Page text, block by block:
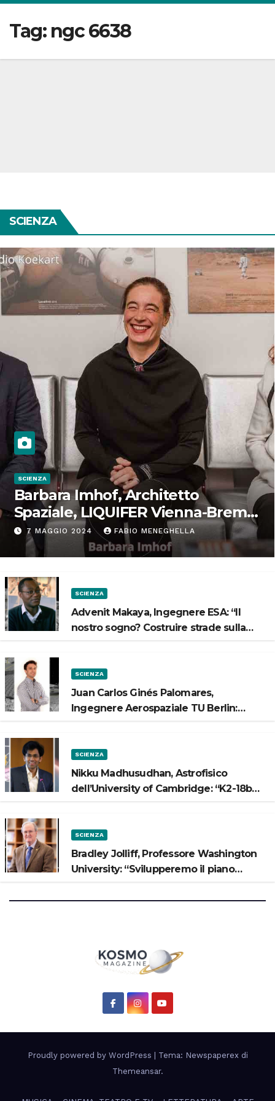
Tag: ngc 6638
SCIENZA
SCIENZA
Barbara Imhof, Architetto
Spaziale, LIQUIFER Vienna-Brema:
“Progettiamo habitat per lo
Spazio”
7 MAGGIO 2024 FABIO MENEGHELLA
SCIENZA
Advenit Makaya, Ingegnere ESA: “Il
nostro sogno? Costruire strade sulla
SCIENZA
Juan Carlos Ginés Palomares,
Ingegnere Aerospaziale TU Berlin:
SCIENZA
Nikku Madhusudhan, Astrofisico
dell’University of Cambridge: “K2-18b
SCIENZA
Bradley Jolliff, Professore Washington
University: “Svilupperemo il piano
Proudly powered by WordPress | Tema: Newspaperex di
Themeansar.